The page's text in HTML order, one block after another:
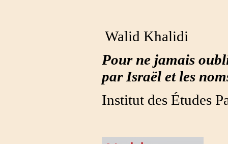
Walid Khalidi
Pour ne jamais
par Israël et les
Institut des Études